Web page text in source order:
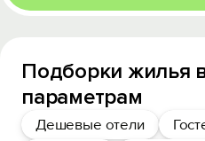
Подборки жилья
параметрам
Дешевые отели